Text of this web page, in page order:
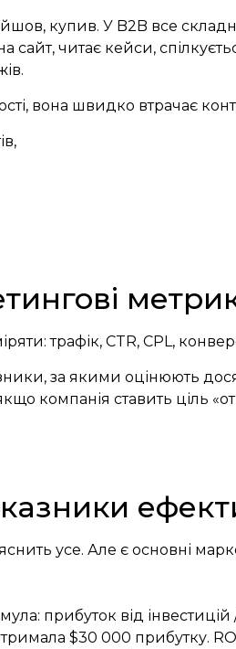
купив. У B2B все
читає кейси,
вона швидко втрачає
трафік, CTR, CPL,
за якими оцінюють
компанія ставить ціль
усе. Але є основні
прибуток від інвестицій
$30 000 прибутку.